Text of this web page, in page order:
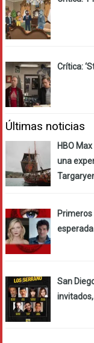
Crítica:
Últimas noticias
HBO
una
Primeros
San
invitados,